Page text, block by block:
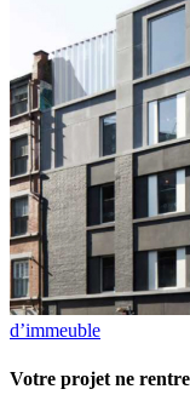
d’immeuble
Votre projet ne rentre